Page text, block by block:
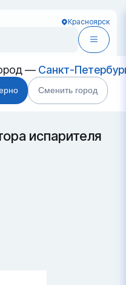
Красноярск
— Санкт-
Сменить город
54-00585-20
испарителя